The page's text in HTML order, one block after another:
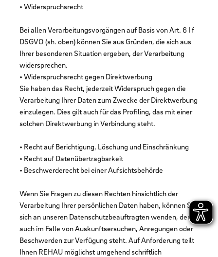
• Widerspruchsrecht
Bei allen Verarbeitungsvorgängen auf Basis von Art. 6 I f
DSGVO (sh. oben) können Sie aus Gründen, die sich aus
Ihrer besonderen Situation ergeben, der Verarbeitung
widersprechen.
• Widerspruchsrecht gegen Direktwerbung
Sie haben das Recht, jederzeit Widerspruch gegen die
Verarbeitung Ihrer Daten zum Zwecke der Direktwerbung
einzulegen. Dies gilt auch für das Profiling, das mit einer
solchen Direktwerbung in Verbindung steht.
• Recht auf Berichtigung, Löschung und Einschränkung
• Recht auf Datenübertragbarkeit
• Beschwerderecht bei einer Aufsichtsbehörde
Wenn Sie Fragen zu diesen Rechten hinsichtlich der
Verarbeitung Ihrer persönlichen Daten haben, können Sie
sich an unseren Datenschutzbeauftragten wenden, der
auch im Falle von Auskunftsersuchen, Anregungen oder
Beschwerden zur Verfügung steht. Auf Anforderung teilt
Ihnen REHAU möglichst umgehend schriftlich